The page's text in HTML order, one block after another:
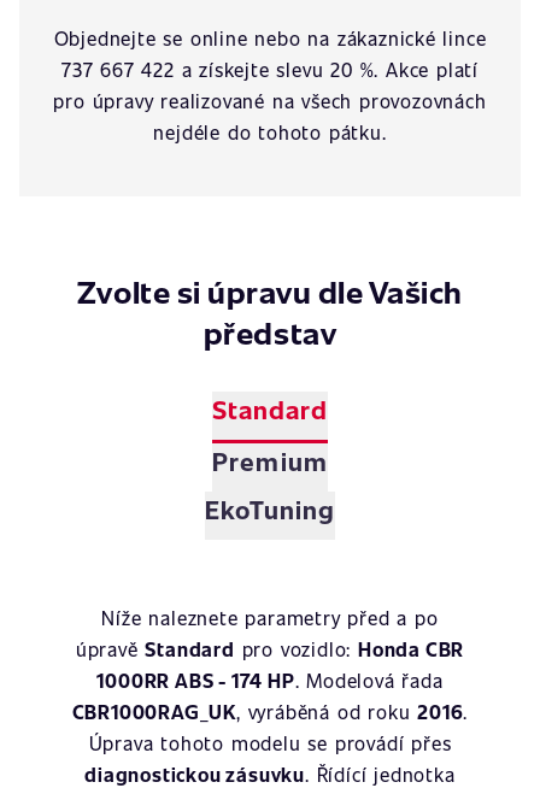
Objednejte se online nebo na zákaznické lince
737 667 422 a získejte slevu 20 %. Akce platí
pro úpravy realizované na všech provozovnách
nejdéle do tohoto pátku.
Zvolte si úpravu dle Vašich
představ
Standard
Premium
EkoTuning
Níže naleznete parametry před a po
úpravěStandard pro vozidlo: Honda CBR
1000RR ABS - 174 HP. Modelová řada
CBR1000RAG_UK, vyráběná od roku2016.
Úprava tohoto modelu se provádí přes
diagnostickou zásuvku. Řídící jednotka